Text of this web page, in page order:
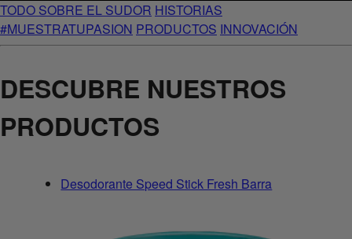
TODO SOBRE EL SUDOR HISTORIAS
#MUESTRATUPASION PRODUCTOS INNOVACIÓN
DESCUBRE NUESTROS
PRODUCTOS
Desodorante Speed Stick Fresh Barra